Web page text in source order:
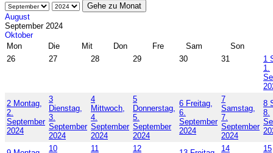
Gehe zu Monat
August
September 2024
Oktober
Mon
Die Mit Don Fre Sam
Son
26
27 28 29 30 31 1
1.
2 Montag,
2.
September
2024
3
Dienstag,
3.
September
2024
4
Mittwoch,
4.
September
2024
5
Donnerstag,
5.
September
2024
6 Freitag,
6.
September
2024
7
Samstag,
7.
September
2024
8
8.
10
11
12
14
15